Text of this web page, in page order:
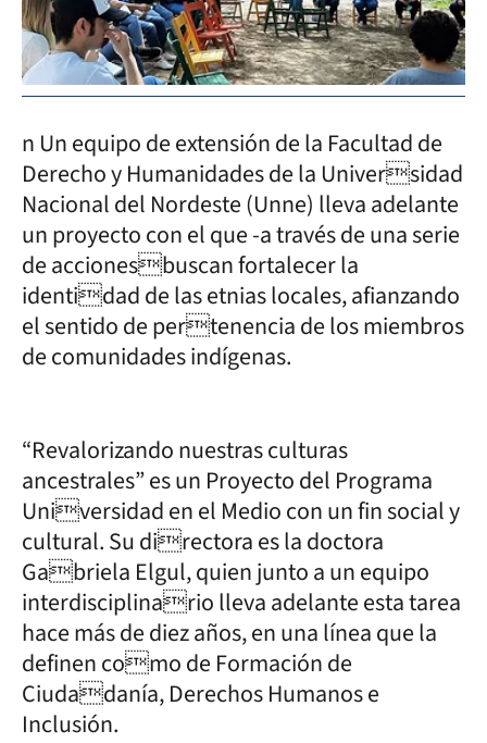
n Un equipo de extensión de la Facultad de
Derecho y Humanidades de la Universidad
Nacional del Nordeste (Unne) lleva adelante
un proyecto con el que -a través de una serie
de accionesbuscan fortalecer la
identidad de las etnias locales, afianzando
el sentido de pertenencia de los miembros
de comunidades indígenas.
“Revalorizando nuestras culturas
ancestrales” es un Proyecto del Programa
Universidad en el Medio con un fin social y
cultural. Su directora es la doctora
Gabriela Elgul, quien junto a un equipo
interdisciplinario lleva adelante esta tarea
hace más de diez años, en una línea que la
definen como de Formación de
Ciudadanía, Derechos Humanos e
Inclusión.